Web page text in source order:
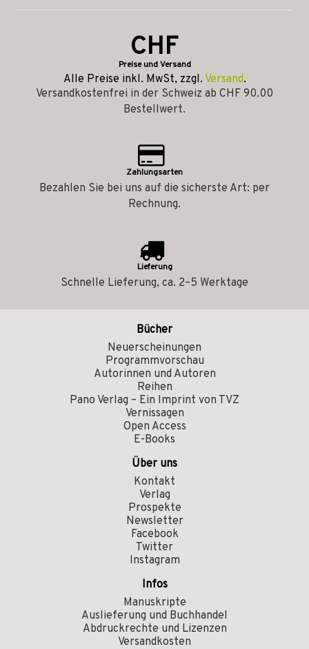
CHF
Preise und Versand
Alle Preise inkl. MwSt, zzgl. Versand.
Versandkostenfrei in der Schweiz ab CHF 90.00
Bestellwert.
Zahlungsarten
Bezahlen Sie bei uns auf die sicherste Art: per
Rechnung.
Lieferung
Schnelle Lieferung, ca. 2–5 Werktage
Bücher
Neuerscheinungen
Programmvorschau
Autorinnen und Autoren
Reihen
Pano Verlag – Ein Imprint von TVZ
Vernissagen
Open Access
E-Books
Über uns
Kontakt
Verlag
Prospekte
Newsletter
Facebook
Twitter
Instagram
Infos
Manuskripte
Auslieferung und Buchhandel
Abdruckrechte und Lizenzen
Versandkosten